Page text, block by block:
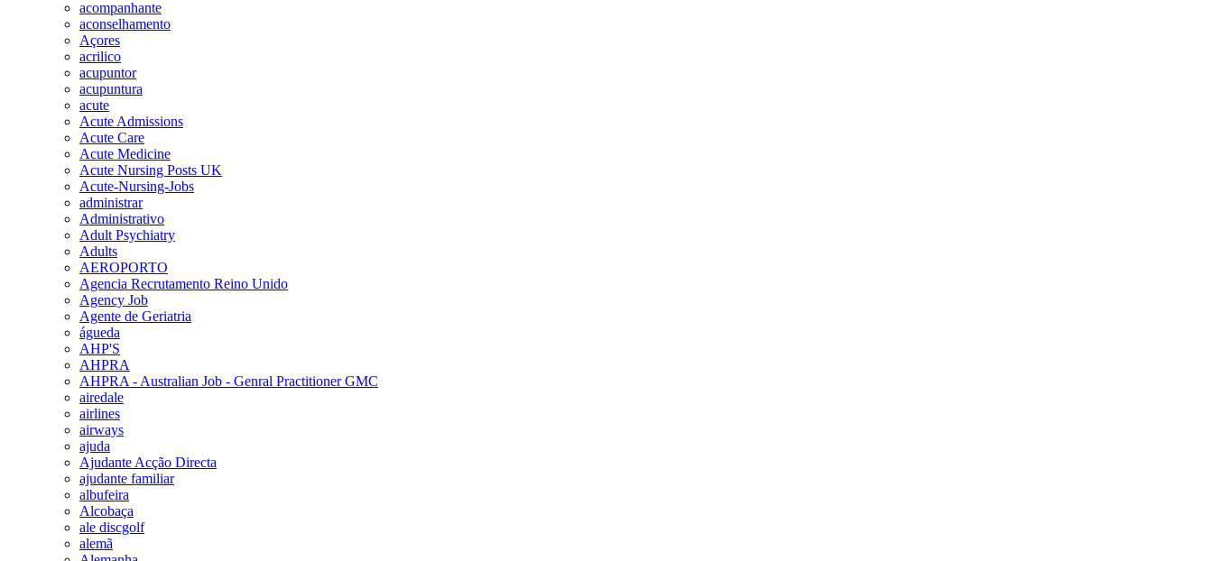
acompanhante
aconselhamento
Açores
acrilico
acupuntor
acupuntura
acute
Acute Admissions
Acute Care
Acute Medicine
Acute Nursing Posts UK
Acute-Nursing-Jobs
administrar
Administrativo
Adult Psychiatry
Adults
AEROPORTO
Agencia Recrutamento Reino Unido
Agency Job
Agente de Geriatria
águeda
AHP'S
AHPRA
AHPRA - Australian Job - Genral Practitioner GMC
airedale
airlines
airways
ajuda
Ajudante Acção Directa
ajudante familiar
albufeira
Alcobaça
ale discgolf
alemã